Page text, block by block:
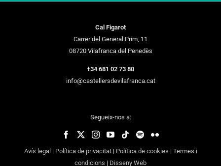
Cal Figarot
Carrer del General Prim, 11
08720 Vilafranca del Penedès
+34 681 02 73 80
info@castellersdevilafranca.cat
Segueix-nos a:
Avís legal | Política de privacitat| Política de cookies | Termes i
condicions | Disseny Web